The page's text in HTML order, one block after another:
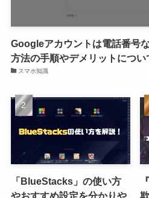
Googleアカウントは電話番号
方法の手順やデメリットについ
スマホ知識
「BlueStacks」の使い方
やおすすめ設定を分かりや